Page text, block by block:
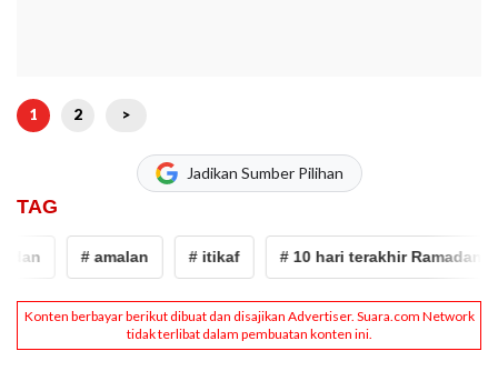
1 2 >
Jadikan Sumber Pilihan
TAG
# amalan # itikaf # 10 hari terakhir Ramadan